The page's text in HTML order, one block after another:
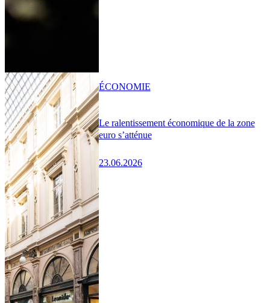
Le ralentissement économique de la zone
euro s’atténue
23.06.2026
ÉCONOMIE